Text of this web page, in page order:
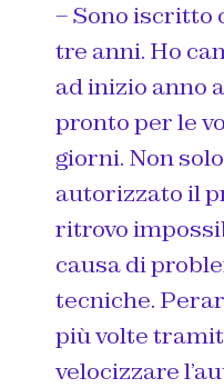
– Sono iscritto
tre anni. Ho
ad inizio anno
pronto per le
giorni. Non
autorizzato il
ritrovo
causa di
tecniche.
più volte
velocizzare